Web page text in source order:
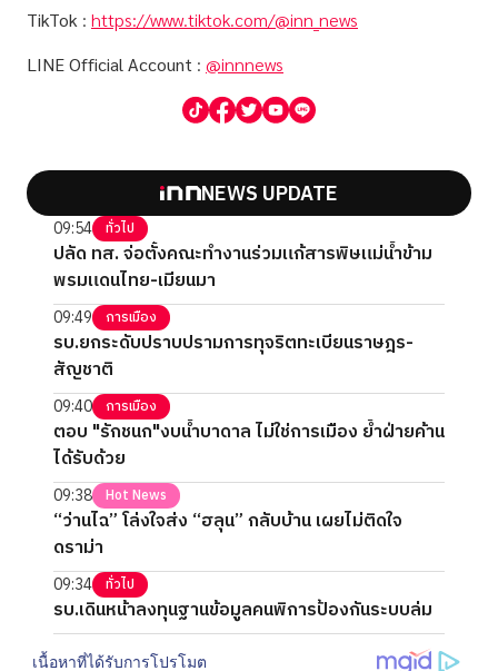
TikTok : https://www.tiktok.com/@inn_news
LINE Official Account : @innnews
NEWS UPDATE
09:54 ทั่วไป
ปลัด ทส. จ่อตั้งคณะทำงานร่วมแก้สารพิษแม่น้ำข้าม
พรมแดนไทย-เมียนมา
09:49 การเมือง
รบ.ยกระดับปราบปรามการทุจริตทะเบียนราษฎร-
สัญชาติ
09:40 การเมือง
ตอบ "รักชนก"งบน้ำบาดาล ไม่ใช่การเมือง ย้ำฝ่ายค้าน
ได้รับด้วย
09:38 Hot News
“ว่านไฉ” โล่งใจส่ง “ฮลุน” กลับบ้าน เผยไม่ติดใจ
ดราม่า
09:34 ทั่วไป
รบ.เดินหน้าลงทุนฐานข้อมูลคนพิการป้องกันระบบล่ม